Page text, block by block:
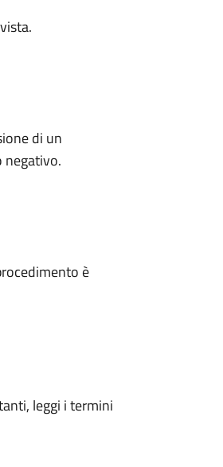
di un
negativo.
è
leggi i termini